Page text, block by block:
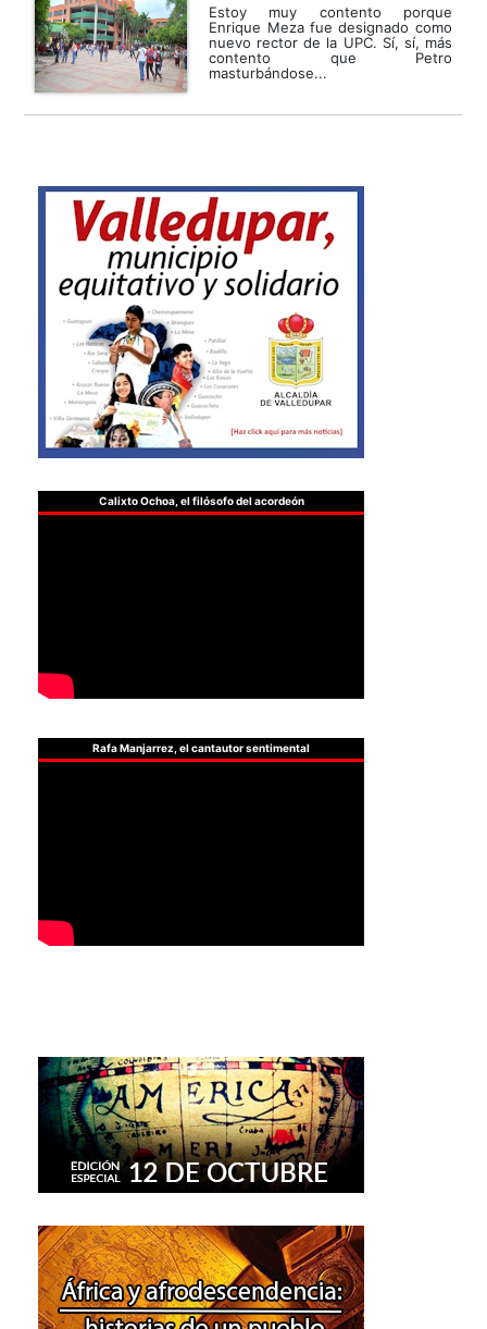
Estoy muy contento porque
Enrique Meza fue designado como
nuevo rector de la UPC. Sí, sí, más
contento que Petro
masturbándose...
Calixto Ochoa, el filósofo del acordeón
Rafa Manjarrez, el cantautor sentimental